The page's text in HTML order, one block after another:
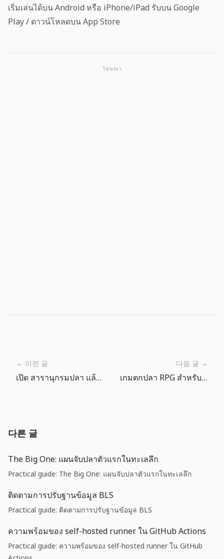
เริ่มเล่นได้บน Android หรือ iPhone/iPad รับบน Google
Play/ ดาวน์โหลดบน App Store
โฆษณา
← 이전 글
เปิด สารานุกรมปลา แล้วหาเป้าหมายตัวต่อไป
다음 글 →
เกมตกปลา RPG สำหรับเวลาว่าง
다른 글
The Big One: แผนจับปลาตัวแรกในทะเลลึก
Practical guide: The Big One: แผนจับปลาตัวแรกในทะเลลึก
ติดตามการปรับฐานข้อมูล BLS
Practical guide: ติดตามการปรับฐานข้อมูล BLS
ความพร้อมของ self-hosted runner ใน GitHub Actions
Practical guide: ความพร้อมของ self-hosted runner ใน GitHub